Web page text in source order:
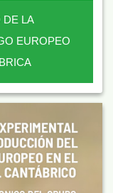
DE LA
EUROPEO